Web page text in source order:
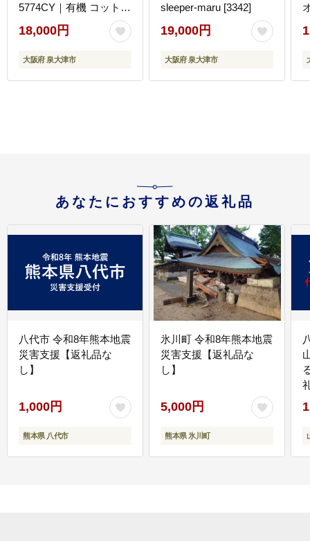
5774CY｜有機 コットン
綿 オーガニック ブラン
ケット 快眠 快適 熟睡
寝具 睡眠 大阪 泉大津
18,000円
大阪府 泉大津市
sleeper-maru [3342]
19,000円
大阪府 泉大津市
あなたにおすすめの返礼品
八代市 令和8年熊本地震
災害支援【返礼品な
し】
1,000円
熊本県 八代市
氷川町 令和8年熊本地震
災害支援【返礼品な
し】
5,000円
熊本県 氷川町